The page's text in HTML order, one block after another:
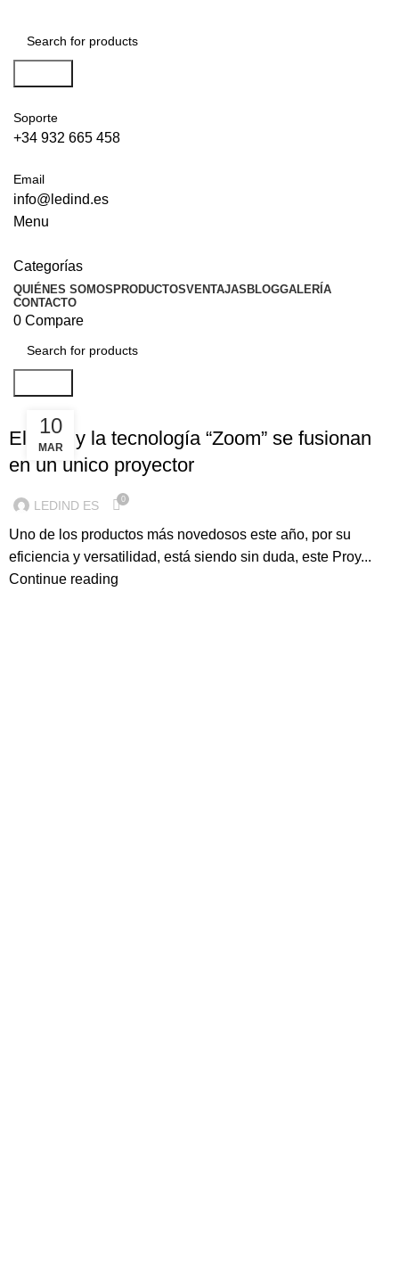
Soporte
+34 932 665 458‬
Email
info@ledind.es
Menu
Categorías
QUIÉNES SOMOS PRODUCTOSVENTAJAS BLOGGALERÍA
CONTACTO
0 Compare
10
MAR
El LED y la tecnología “Zoom” se fusionan
en un único proyector
LEDIND ES 0
Uno de los productos más novedosos este año, por su
eficiencia y versatilidad, está siendo sin duda, este Proy...
Continue reading